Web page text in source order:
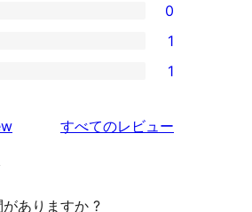
0
1
1
すべてのレビュー
ありますか ?